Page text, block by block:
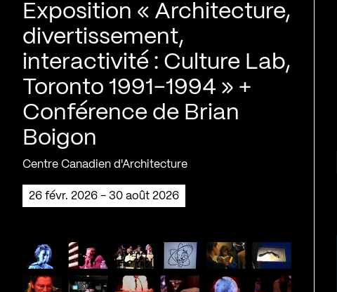
Exposition « Architecture,
divertissement,
interactivité : Culture Lab,
Toronto 1991-1994 » +
Conférence de Brian
Boigon
Centre Canadien d'Architecture
26 févr. 2026 - 30 août 2026